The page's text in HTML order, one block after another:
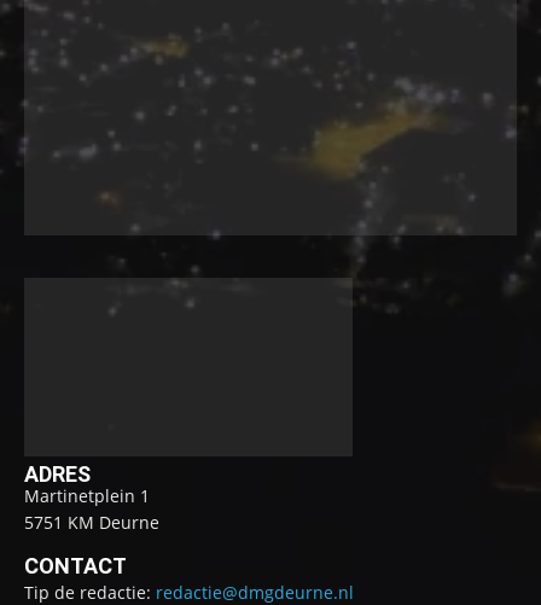
ADRES
Martinetplein 1
5751 KM Deurne
CONTACT
Tip de redactie: redactie@dmgdeurne.nl